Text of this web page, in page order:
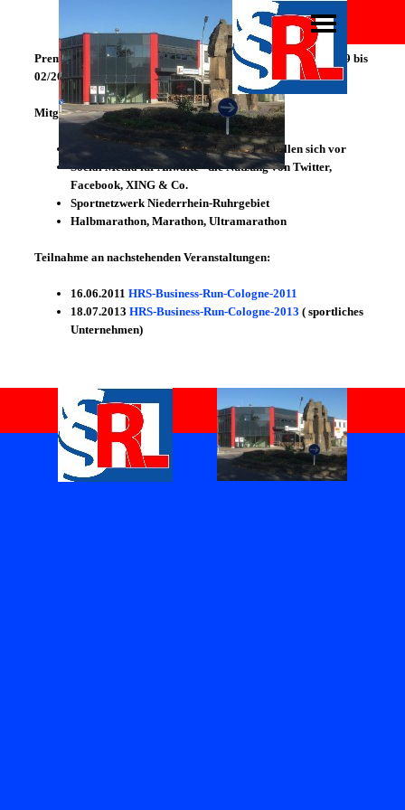
Premium-Mitglied imXING-Netzwerk in der Zeit von 11/2009 bis
02/2021.
Mitglied in den Gruppen:
Mein Advokat - Anwälte und Kanzleien stellen sich vor
Social Media für Anwälte - die Nutzung von Twitter,
Facebook, XING & Co.
Sportnetzwerk Niederrhein-Ruhrgebiet
Halbmarathon, Marathon, Ultramarathon
Teilnahme an nachstehenden Veranstaltungen:
16.06.2011 HRS-Business-Run-Cologne-2011
18.07.2013 HRS-Business-Run-Cologne-2013 ( sportliches
Unternehmen)